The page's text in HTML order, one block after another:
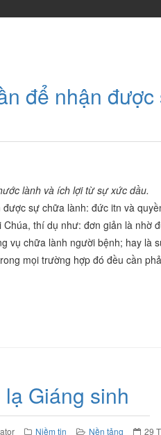
để nhận được
lành và ích lợi từ sự xức dầu.
sự chữa lành: đức itn và
thí dụ như: đơn giản là nhờ
vụ chữa lành người bệnh; hay là
mọi trường hợp đó đều cần
lạ Giáng sinh
Niềm tin Nền tảng 29